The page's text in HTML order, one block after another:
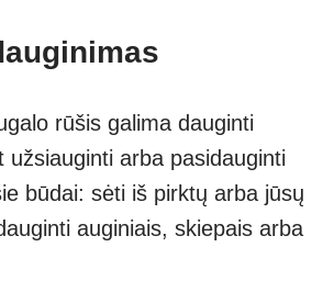
rūšis galima dauginti
užsiauginti arba pasidauginti
būdai: sėti iš pirktų arba jūsų
auginiais, skiepais arba